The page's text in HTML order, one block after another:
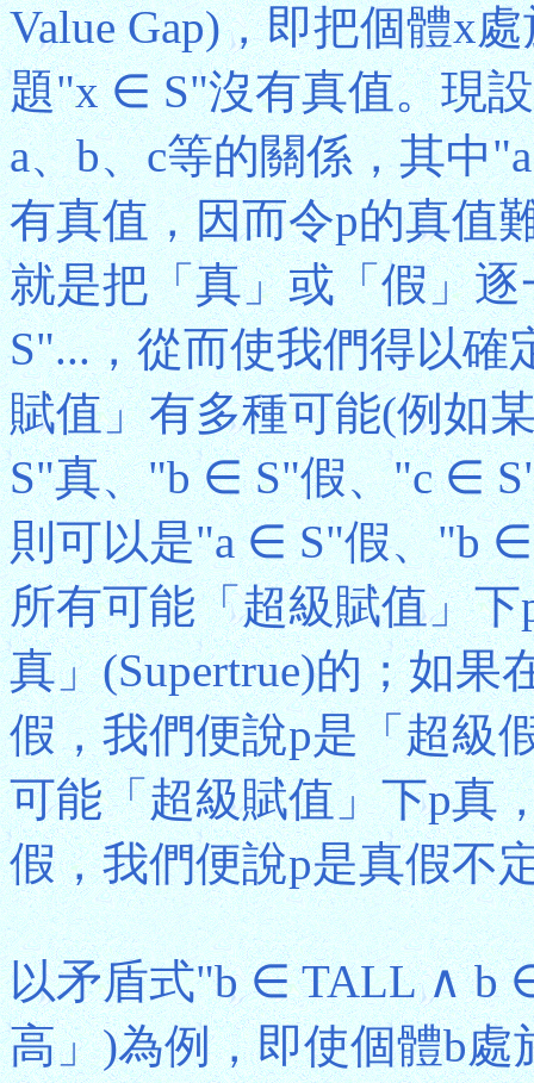
Value Gap)，即把個體x
題"x ∈ S"沒有真值。現
a、b、c等的關係，其中
有真值，因而令p的真值
就是把「真」或「假」
S"...，從而使我們得以確
賦值」有多種可能(例如
S"真、"b ∈ S"假、"c ∈
則可以是"a ∈ S"假、"b
所有可能「超級賦值」
真」(Supertrue)的；如
假，我們便說p是「超級
可能「超級賦值」下p真
假，我們便說p是真假不
以矛盾式"b ∈ TALL ∧ b
高」)為例，即使個體b